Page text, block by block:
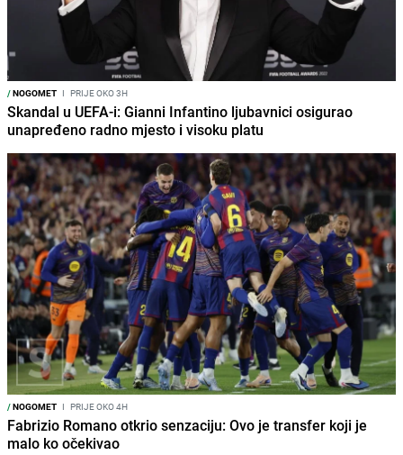
/NOGOMET I PRIJE OKO 3H
Skandal u UEFA-i: Gianni Infantino ljubavnici osigurao
unapređeno radno mjesto i visoku platu
/NOGOMET I PRIJE OKO 4H
Fabrizio Romano otkrio senzaciju: Ovo je transfer koji je
malo ko očekivao